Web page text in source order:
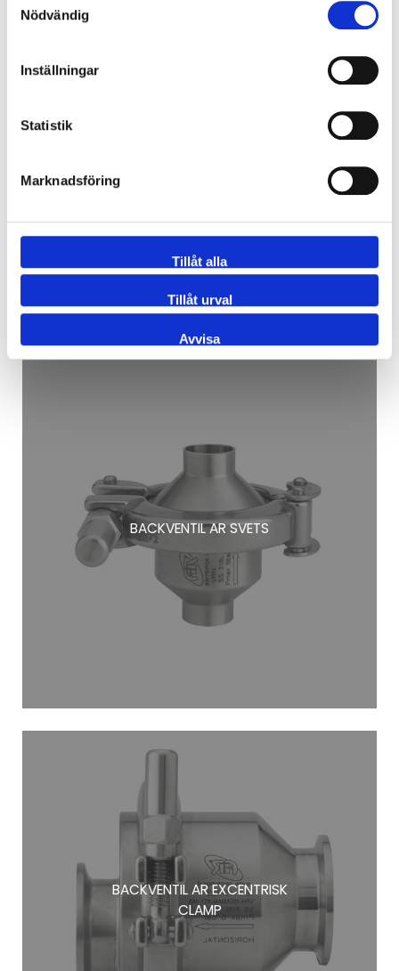
Nödvändig
Inställningar
Statistik
Marknadsföring
Tillåt alla
Tillåt urval
Avvisa
BACKVENTIL AR SVETS
BACKVENTIL AR EXCENTRISK
CLAMP